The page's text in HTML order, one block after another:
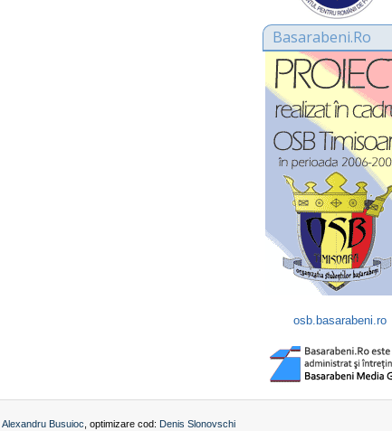
Basarabeni.Ro
osb.basarabeni.ro
Alexandru Busuioc , optimizare cod: Denis Slonovschi